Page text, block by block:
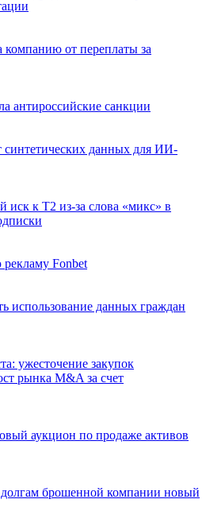
компанию от переплаты за
антироссийские санкции
синтетических данных для ИИ-
иск к Т2 из-за слова «микс» в
Fonbet
использование данных граждан
ужесточение закупок
рынка M&A за счет
аукцион по продаже активов
брошенной компании новый